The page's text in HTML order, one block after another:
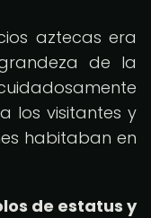
aztecas era
de la
los visitantes y
habitaban en
de estatus y